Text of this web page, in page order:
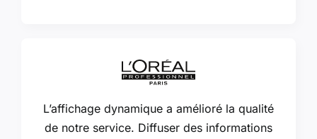
L’affichage dynamique a amélioré la qualité
de notre service. Diffuser des informations